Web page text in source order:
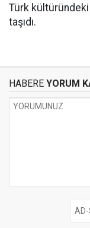
Türk
taşıdı.
HABERE YORUM